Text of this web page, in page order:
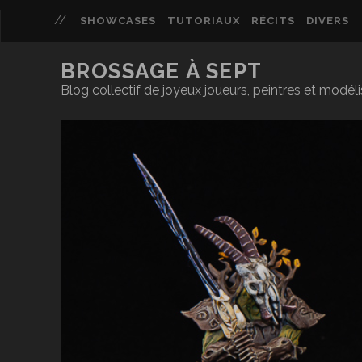
SHOWCASES TUTORIAUX RÉCITS DIVERS
BROSSAGE À SEPT
Blog collectif de joyeux joueurs, peintres et